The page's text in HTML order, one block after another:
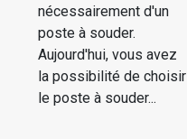
nécessairement d'un
poste à souder.
Aujourd'hui, vous avez
la possibilité de choisir
le poste à souder...